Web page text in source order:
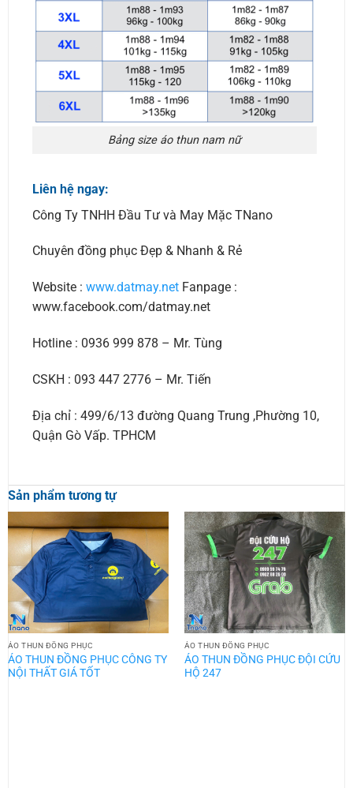
Bảng size áo thun nam nữ
Liên hệ ngay:
Công Ty TNHH Đầu Tư và May Mặc TNano
Chuyên đồng phục Đẹp & Nhanh & Rẻ
Website : www.datmay.netFanpage :
www.facebook.com/datmay.net
Hotline : 0936 999 878 – Mr. Tùng
CSKH : 093 447 2776 – Mr. Tiến
Địa chỉ : 499/6/13 đường Quang Trung ,Phường 10,
Quận Gò Vấp. TPHCM
Sản phẩm tương tự
ÁO THUN ĐỒNG PHỤC
ÁO THUN ĐỒNG PHỤC CÔNG TY
NỘI THẤT GIÁ TỐT
ÁO THUN ĐỒNG PHỤC
ÁO THUN ĐỒNG PHỤC ĐỘI CỨU
HỘ 247